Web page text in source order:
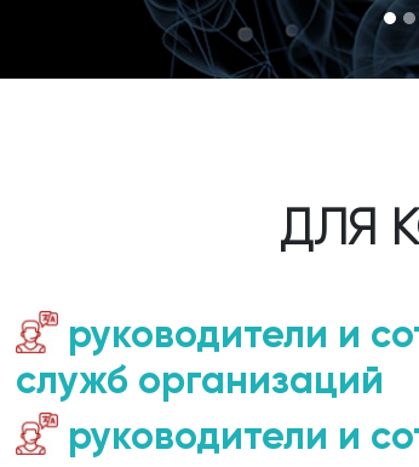
ДЛЯ
руководители и
служб организаций
руководители и